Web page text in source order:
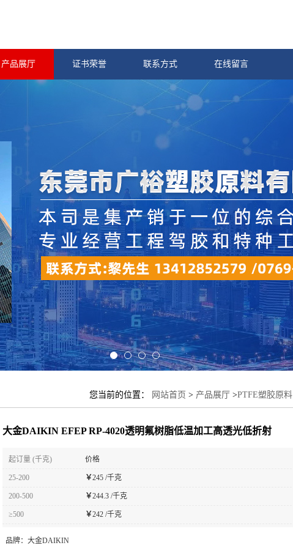
产品展厅 证书荣誉 联系方式 在线留言
您当前的位置： 网站首页 > 产品展厅 >PTFE塑胶原料
大金DAIKIN EFEP RP-4020透明氟树脂低温加工高透光低折射
起订量 (千克) 价格
25-200 ￥245 /千克
200-500 ￥244.3 /千克
≥500 ￥242 /千克
品牌： 大金DAIKIN